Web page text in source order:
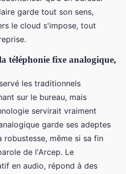
garde tout son sens,
le cloud s'impose, tout
téléphonie fixe analogique,
les traditionnels
sur le bureau, mais
servirait vraiment
garde ses adeptes
même si sa fin
de l'Arcep. Le
en audio, répond à des